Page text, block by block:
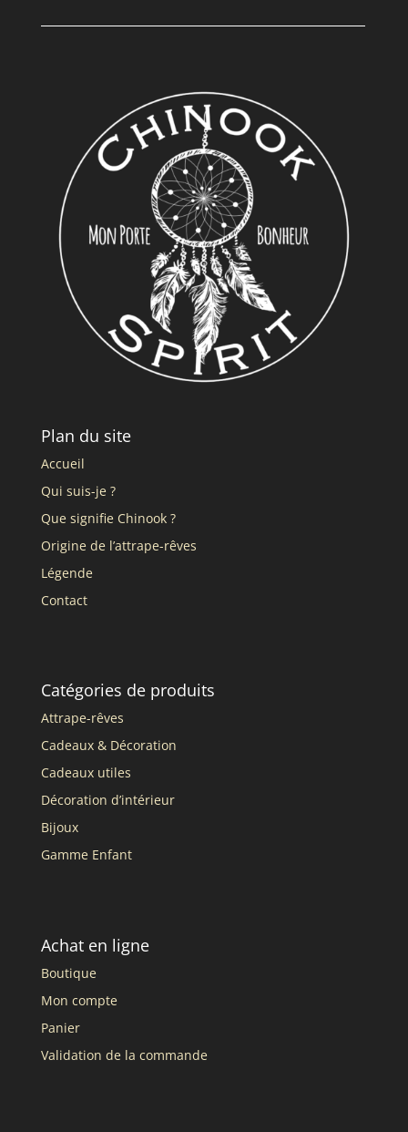
Plan du site
Accueil
Qui suis-je ?
Que signifie Chinook ?
Origine de l’attrape-rêves
Légende
Contact
Catégories de produits
Attrape-rêves
Cadeaux & Décoration
Cadeaux utiles
Décoration d’intérieur
Bijoux
Gamme Enfant
Achat en ligne
Boutique
Mon compte
Panier
Validation de la commande